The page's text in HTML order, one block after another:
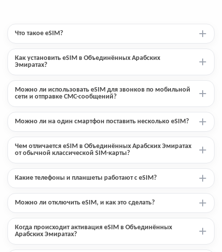
Что такое eSIM?
Как установить eSIM в Объединённых Арабских
Эмиратах?
Можно ли использовать eSIM для звонков по мобильной
сети и отправке СМС-сообщений?
Можно ли на один смартфон поставить несколько eSIM?
Чем отличается eSIM в Объединённых Арабских Эмиратах
от обычной классической SIM-карты?
Какие телефоны и планшеты работают с eSIM?
Можно ли отключить eSIM, и как это сделать?
Когда происходит активация eSIM в Объединённых
Арабских Эмиратах?